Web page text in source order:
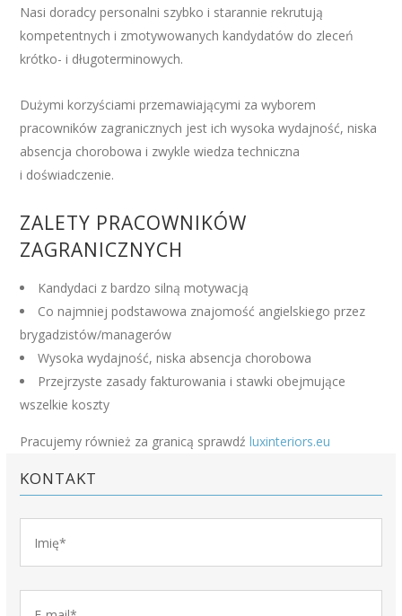
Nasi doradcy personalni szybko i starannie rekrutują
kompetentnych i zmotywowanych kandydatów do zleceń
krótko- i długoterminowych.
Dużymi korzyściami przemawiającymi za wyborem
pracowników zagranicznych jest ich wysoka wydajność, niska
absencja chorobowa i zwykle wiedza techniczna
i doświadczenie.
ZALETY PRACOWNIKÓW
ZAGRANICZNYCH
Kandydaci z bardzo silną motywacją
Co najmniej podstawowa znajomość angielskiego przez
brygadzistów/managerów
Wysoka wydajność, niska absencja chorobowa
Przejrzyste zasady fakturowania i stawki obejmujące
wszelkie koszty
Pracujemy również za granicą sprawdźluxinteriors.eu
KONTAKT